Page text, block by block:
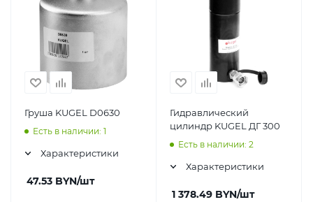
Груша KUGEL D0630
Есть в наличии: 1
Характеристики
47.53 BYN/шт
Гидравлический
цилиндр KUGEL ДГ 300
Есть в наличии: 2
Характеристики
1 378.49 BYN/шт